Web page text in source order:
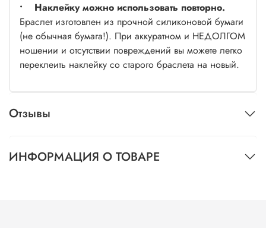
• Наклейку можно использовать повторно.
Браслет изготовлен из прочной силиконовой бумаги
(не обычная бумага!). При аккуратном и НЕДОЛГОМ
ношении и отсутствии повреждений вы можете легко
переклеить наклейку со старого браслета на новый.
Отзывы
ИНФОРМАЦИЯ О ТОВАРЕ